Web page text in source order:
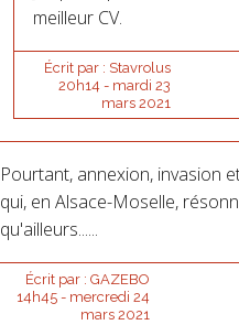
meilleur CV.
Écrit par : Stavrolus
20h14 - mardi 23
mars 2021
Pourtant, annexion, invasion
qui, en Alsace-Moselle,
qu'ailleurs......
Écrit par : GAZEBO
14h45- mercredi 24
mars 2021